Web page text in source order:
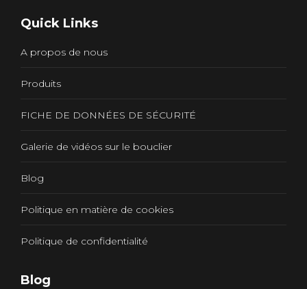
opens
window
Quick Links
A propos de nous
Produits
FICHE DE DONNÉES DE SÉCURITÉ
Galerie de vidéos sur le bouclier
Blog
Politique en matière de cookies
Politique de confidentialité
Blog